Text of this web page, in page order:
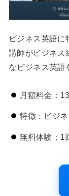
ビジネス英語
講師がビジネス
なビジネス英語
月額料金：
特徴：ビジ
無料体験：1